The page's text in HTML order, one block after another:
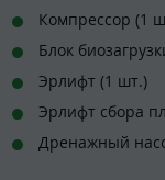
Компрессор (1
Блок
Эрлифт (1 шт.)
Эрлифт сбора
Дренажный